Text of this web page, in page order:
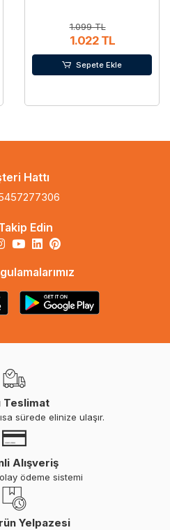
1.099 TL
1.022 TL
Sepete Ekle
Hattı
Edin
Teslimat
sürede elinize ulaşır.
Alışveriş
ödeme sistemi
Yelpazesi